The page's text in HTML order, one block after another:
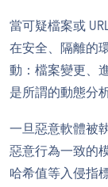
當可疑檔案或
在安全、隔離的
動：檔案變更、
是所謂的動態分析
一旦惡意軟體被
惡意行為一致的
哈希值等入侵指